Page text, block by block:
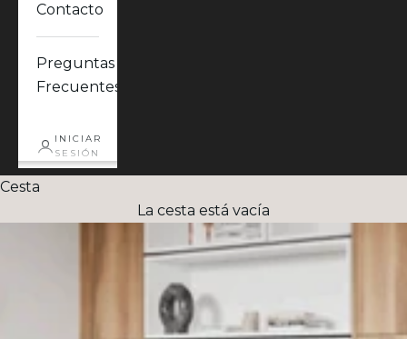
Contacto
Preguntas
Frecuentes
INICIAR
SESIÓN
Cesta
La cesta está vacía